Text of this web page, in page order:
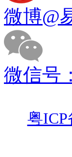
微博@
微信号：
粤ICP